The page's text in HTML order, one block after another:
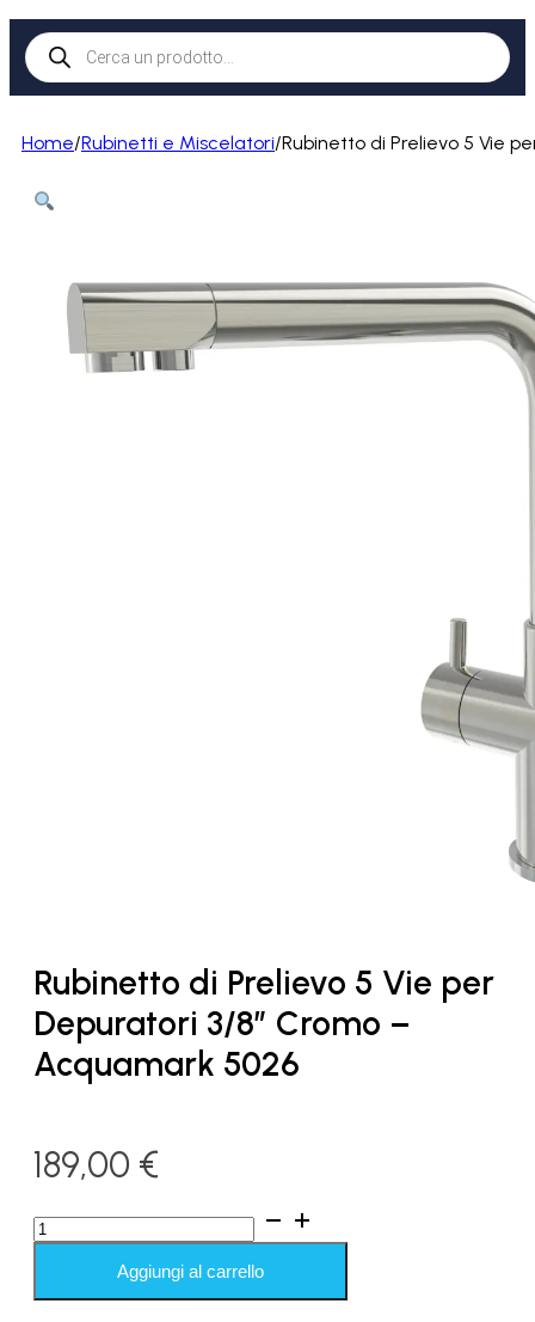
Products
search
Home/Rubinetti e Miscelatori/Rubinetto di Prelievo 5 Vie
Rubinetto di Prelievo 5 Vie per
Depuratori 3/8″ Cromo –
Acquamark 5026
189,00 €
Rubinetto
di
Vie
Aggiungi al carrello